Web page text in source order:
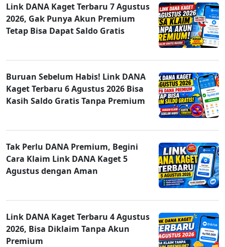
Link DANA Kaget Terbaru 7 Agustus
2026, Gak Punya Akun Premium
Tetap Bisa Dapat Saldo Gratis
Buruan Sebelum Habis! Link DANA
Kaget Terbaru 6 Agustus 2026 Bisa
Kasih Saldo Gratis Tanpa Premium
Tak Perlu DANA Premium, Begini
Cara Klaim Link DANA Kaget 5
Agustus dengan Aman
Link DANA Kaget Terbaru 4 Agustus
2026, Bisa Diklaim Tanpa Akun
Premium